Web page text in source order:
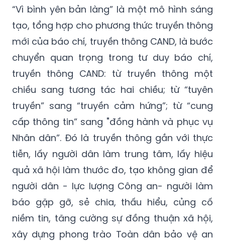
“Vì bình yên bản làng” là một mô hình sáng
tạo, tổng hợp cho phương thức truyền thông
mới của báo chí, truyền thông CAND, là bước
chuyển quan trọng trong tư duy báo chí,
truyền thông CAND: từ truyền thông một
chiều sang tương tác hai chiều; từ “tuyên
truyền” sang “truyền cảm hứng”; từ “cung
cấp thông tin” sang "đồng hành và phục vụ
Nhân dân”. Đó là truyền thông gắn với thực
tiễn, lấy người dân làm trung tâm, lấy hiệu
quả xã hội làm thước đo, tạo không gian để
người dân - lực lượng Công an- người làm
báo gặp gỡ, sẻ chia, thấu hiểu, củng cố
niềm tin, tăng cường sự đồng thuận xã hội,
xây dựng phong trào Toàn dân bảo vệ an